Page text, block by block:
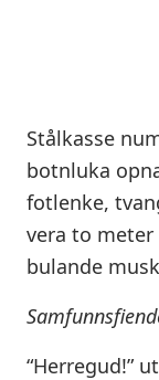
Stålkasse
botnluka
fotlenke,
vera to
bulande
“Herregud!”